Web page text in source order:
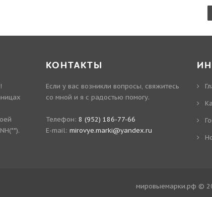
КОНТАКТЫ
Если у вас возникли вопросы, свяжитесь
со мной и я с радостью помогу.
Телефон: 8 (952) 186-77-66
E-mail: mirovye.marki@yandex.ru
мировыемарки.рф ©